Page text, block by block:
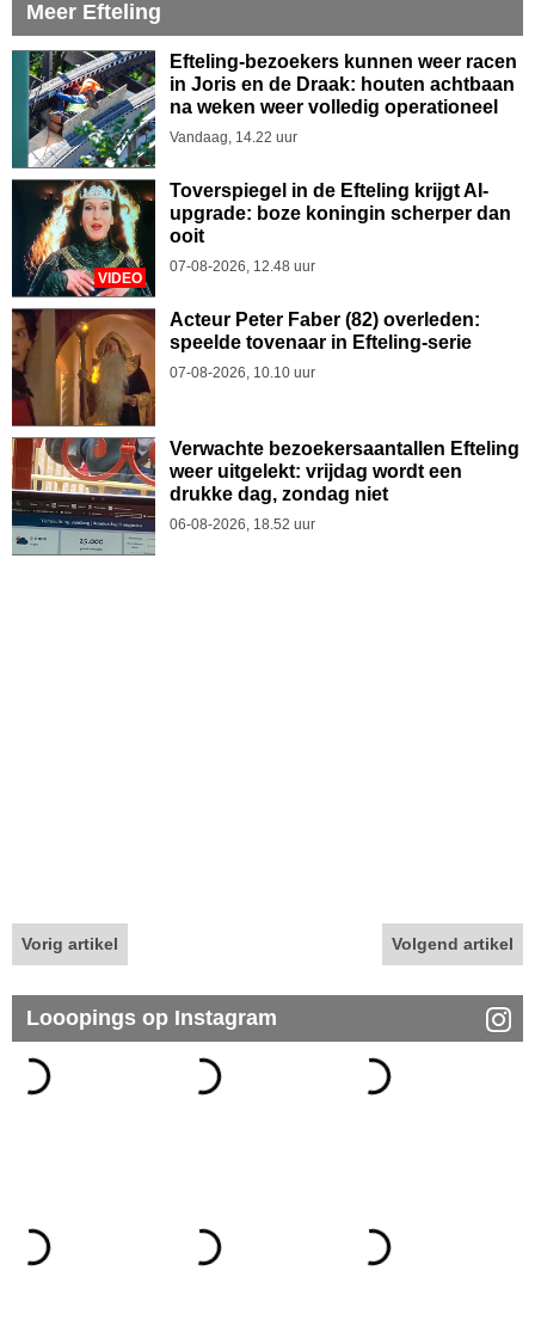
Meer Efteling
Efteling-bezoekers kunnen weer racen
in Joris en de Draak: houten achtbaan
na weken weer volledig operationeel
Vandaag, 14.22 uur
VIDEO
Toverspiegel in de Efteling krijgt AI-
upgrade: boze koningin scherper dan
ooit
07-08-2026, 12.48 uur
Acteur Peter Faber (82) overleden:
speelde tovenaar in Efteling-serie
07-08-2026, 10.10 uur
Verwachte bezoekersaantallen Efteling
weer uitgelekt: vrijdag wordt een
drukke dag, zondag niet
06-08-2026, 18.52 uur
Vorig artikel Volgend artikel
Looopings op Instagram